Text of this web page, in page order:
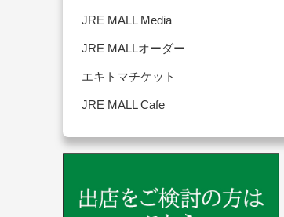
JRE MALL Media
JRE MALLオーダー
エキトマチケット
JRE MALL Cafe